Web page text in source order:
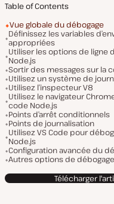
Table of Contents
Vue globale du débogage
Définissez les variables
appropriées
Utiliser les options de ligne
Node.js
Sortir des messages sur la
Utilisez un système de
Utilisez l’inspecteur V8
Utilisez le navigateur
code Node.js
Points d’arrêt conditionnels
Points de journalisation
Utilisez VS Code pour
Node.js
Configuration avancée du
Autres options de
Télécharger